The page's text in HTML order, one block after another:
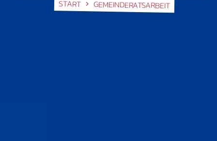
START GEMEINDERATSARBEIT